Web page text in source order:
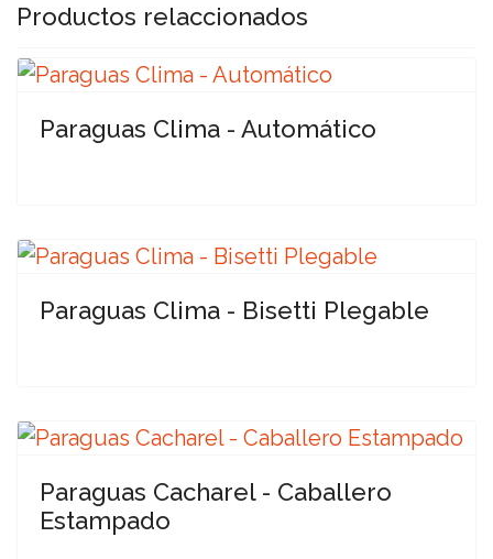
Productos relaccionados
Paraguas Clima - Automático
Paraguas Clima - Bisetti Plegable
Paraguas Cacharel - Caballero
Estampado